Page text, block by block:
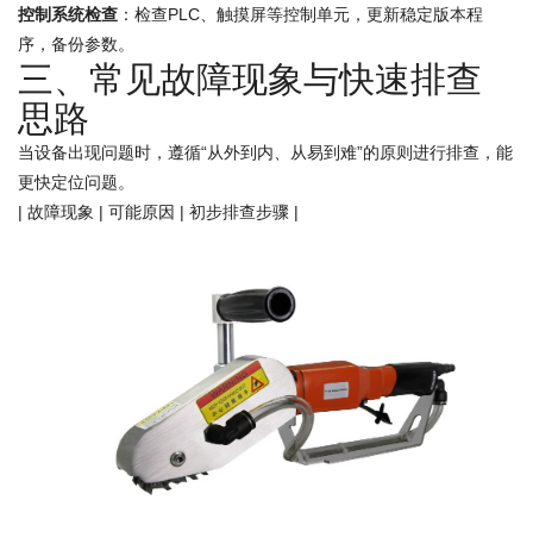
控制系统检查 ：检查PLC、触摸屏等控制单元，更新稳定版本程
序，备份参数。
三、常见故障现象与快速排查
思路
当设备出现问题时，遵循“从外到内、从易到难”的原则进行排查，能
更快定位问题。
| 故障现象 | 可能原因 | 初步排查步骤 |